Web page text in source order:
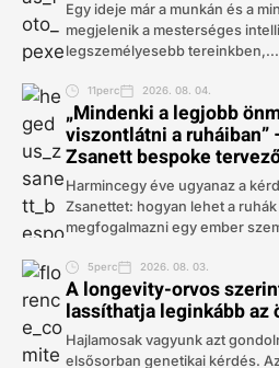
Egy ideje már a munkán és a
megjelenik a mesterséges
legszemélyesebb tereinkben,...
11perc 2026. 08. 04.
„Mindenki a legjobb
viszontlátni a ruháiban”
Zsanett bespoke
Harmincegy éve ugyanaz a
Zsanettet: hogyan lehet a
megfogalmazni egy ember
5perc 2026. 08. 03.
A longevity-orvos
lassíthatja leginkább az
Hajlamosak vagyunk azt
elsősorban genetikai kérdés.